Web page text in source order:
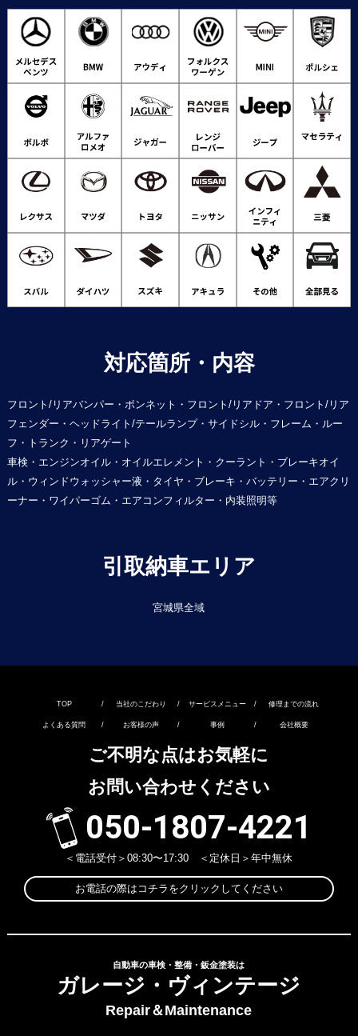
対応箇所・内容
フロント/リアバンパー・ボンネット・フロント/リアドア・フロント/リア
フェンダー・ヘッドライト/テールランプ・サイドシル・フレーム・ルー
フ・トランク・リアゲート
車検・エンジンオイル・オイルエレメント・クーラント・ブレーキオイ
ル・ウィンドウォッシャー液・タイヤ・ブレーキ・バッテリー・エアクリ
ーナー・ワイパーゴム・エアコンフィルター・内装照明等
引取納車エリア
宮城県全域
TOP / 当社のこだわり / サービスメニュー / 修理までの流れ
よくある質問 / お客様の声 / 事例 / 会社概要
ご不明な点はお気軽に
お問い合わせください
050-1807-4221
＜電話受付＞08:30〜17:30 ＜定休日＞年中無休
お電話の際はコチラをクリックしてください
自動車の車検・整備・鈑金塗装は
ガレージ・ヴィンテージ
Repair＆Maintenance